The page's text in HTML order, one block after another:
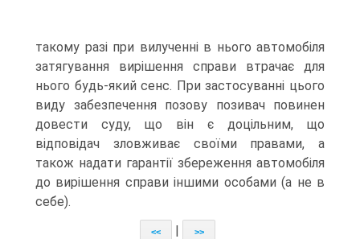
такому разі при вилученні в нього автомобіля
затягування вирішення справи втрачає для
нього будь-який сенс. При застосуванні цього
виду забезпечення позову позивач повинен
довести суду, що він є доцільним, що
відповідач зловживає своїми правами, а
також надати гарантії збереження автомобіля
до вирішення справи іншими особами (а не в
себе).
<< >>